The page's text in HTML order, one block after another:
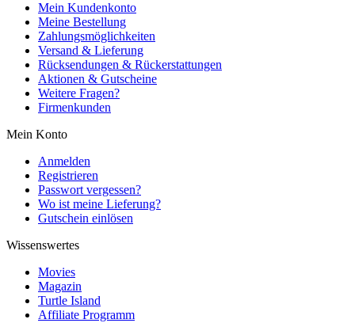
Mein Kundenkonto
Meine Bestellung
Zahlungsmöglichkeiten
Versand & Lieferung
Rücksendungen & Rückerstattungen
Aktionen & Gutscheine
Weitere Fragen?
Firmenkunden
Mein Konto
Anmelden
Registrieren
Passwort vergessen?
Wo ist meine Lieferung?
Gutschein einlösen
Wissenswertes
Movies
Magazin
Turtle Island
Affiliate Programm